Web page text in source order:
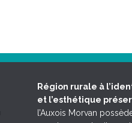
Région rurale à
et l’esthétique
l’Auxois Morvan